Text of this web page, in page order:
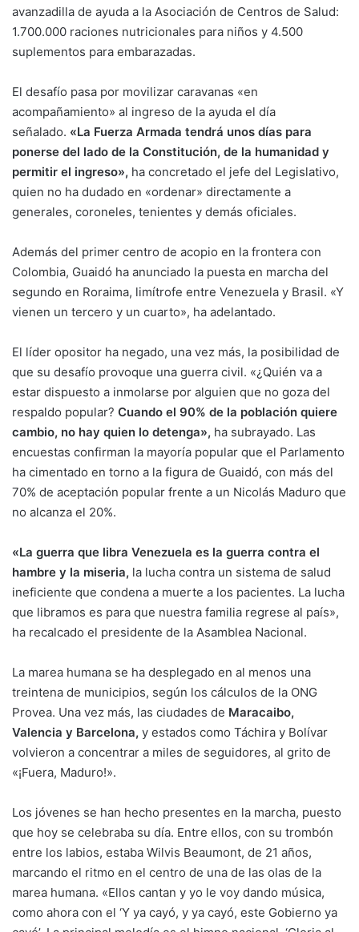
avanzadilla de ayuda a la Asociación de Centros de Salud:
1.700.000 raciones nutricionales para niños y 4.500
suplementos para embarazadas.
El desafío pasa por movilizar caravanas «en
acompañamiento» al ingreso de la ayuda el día
señalado. «La Fuerza Armada tendrá unos días para
ponerse del lado de la Constitución, de la humanidad y
permitir el ingreso», ha concretado el jefe del Legislativo,
quien no ha dudado en «ordenar» directamente a
generales, coroneles, tenientes y demás oficiales.
Además del primer centro de acopio en la frontera con
Colombia, Guaidó ha anunciado la puesta en marcha del
segundo en Roraima, limítrofe entre Venezuela y Brasil. «Y
vienen un tercero y un cuarto», ha adelantado.
El líder opositor ha negado, una vez más, la posibilidad de
que su desafío provoque una guerra civil. «¿Quién va a
estar dispuesto a inmolarse por alguien que no goza del
respaldo popular? Cuando el 90% de la población quiere
cambio, no hay quien lo detenga», ha subrayado. Las
encuestas confirman la mayoría popular que el Parlamento
ha cimentado en torno a la figura de Guaidó, con más del
70% de aceptación popular frente a un Nicolás Maduro que
no alcanza el 20%.
«La guerra que libra Venezuela es la guerra contra el
hambre y la miseria, la lucha contra un sistema de salud
ineficiente que condena a muerte a los pacientes. La lucha
que libramos es para que nuestra familia regrese al país»,
ha recalcado el presidente de la Asamblea Nacional.
La marea humana se ha desplegado en al menos una
treintena de municipios, según los cálculos de la ONG
Provea. Una vez más, las ciudades de Maracaibo,
Valencia y Barcelona, y estados como Táchira y Bolívar
volvieron a concentrar a miles de seguidores, al grito de
«¡Fuera, Maduro!».
Los jóvenes se han hecho presentes en la marcha, puesto
que hoy se celebraba su día. Entre ellos, con su trombón
entre los labios, estaba Wilvis Beaumont, de 21 años,
marcando el ritmo en el centro de una de las olas de la
marea humana. «Ellos cantan y yo le voy dando música,
como ahora con el ‘Y ya cayó, y ya cayó, este Gobierno ya